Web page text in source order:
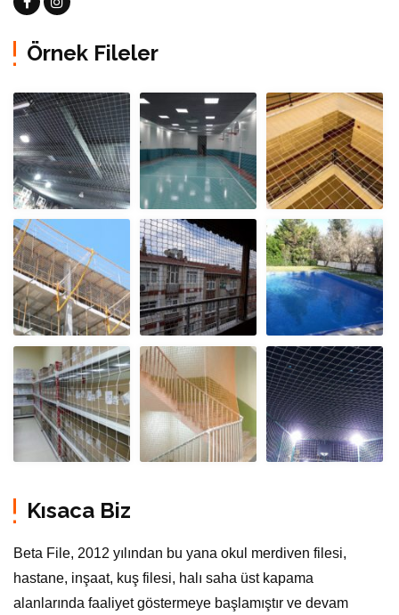
Örnek Fileler
Kısaca Biz
Beta File, 2012 yılından bu yana okul merdiven filesi,
hastane, inşaat, kuş filesi, halı saha üst kapama
alanlarında faaliyet göstermeye başlamıştır ve devam